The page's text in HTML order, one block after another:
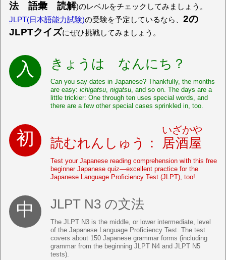
法 語彙 読解)のレベルをチェックしてみましょう。
JLPT(日本語能力試験)の受験を予定しているなら、 2の
JLPTクイズにぜひ挑戦してみましょう。
きょうは なんにち？
Can you say dates in Japanese? Thankfully, the months
are easy: ichigatsu, nigatsu, and so on. The days are a
little trickier: One through ten uses special words, and
there are a few other special cases sprinkled in, too.
読むれんしゅう： 居酒屋
いざかや
Test your Japanese reading comprehension with this free
beginner Japanese quiz—excellent practice for the
Japanese Language Proficiency Test (JLPT), too!
JLPT N3 の文法
The JLPT N3 is the middle, or lower intermediate, level
of the Japanese Language Proficiency Test. The test
covers about 150 Japanese grammar forms (including
grammar from the beginning JLPT N4 and JLPT N5
tests).